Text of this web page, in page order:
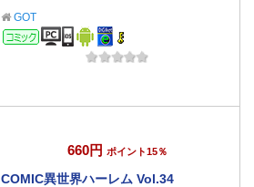
29 GOT
コミック
660円 ポイント15％
COMIC異世界ハーレム Vol.34